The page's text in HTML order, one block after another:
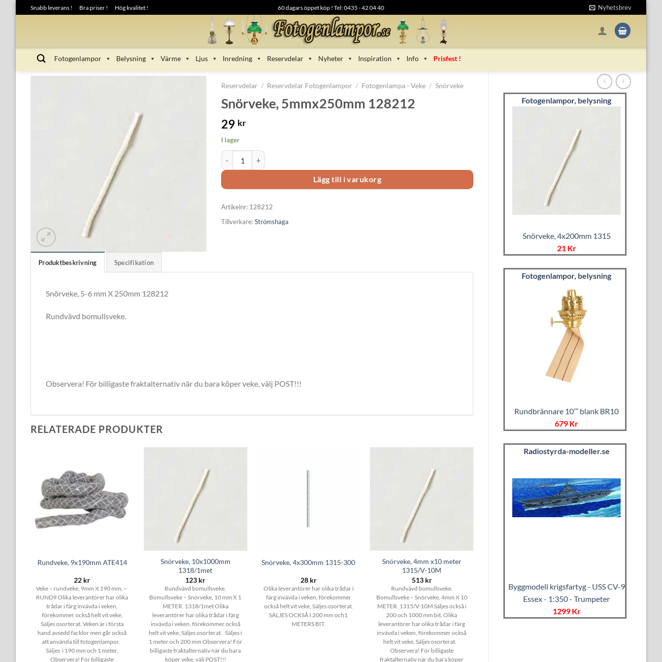
to
Snabb leverans ! Bra priser ! Hög kvalitet ! 60 dagars öppet köp ! Tel: 0435 - 42 04 40 Nyhetsbrev
Fotogenlampor Belysning Värme Ljus Inredning Reservdelar Nyheter Inspiration Info Prisfest !
Fotogenlampor, belysning
Snörveke, 4x200mm 1315
21 Kr
Fotogenlampor, belysning
Rundbrännare 10’’’ blank BR10
679 Kr
Radiostyrda-modeller.se
Byggmodell krigsfartyg - USS CV-9
Essex - 1:350 - Trumpeter
1299 Kr
Reservdelar / Reservdelar Fotogenlampor / Fotogenlampa - Veke / Snörveke
Snörveke, 5mmx250mm 128212
29 kr
I lager
Snörveke, 5mmx250mm 128212 mängd
Lägg till i varukorg
Artikelnr: 128212
Tillverkare:Strömshaga
Produktbeskrivning Specifikation
Snörveke, 5-6 mm X 250mm 128212
Rundvävd bomullsveke.
Observera! För billigaste fraktalternativ när du bara köper veke, välj POST!!!
RELATERADE PRODUKTER
Rundveke, 9x190mm ATE414
22 kr
Veke – rundveke, 9mm X 190 mm, –
RUND9 Olika leverantörer har olika
trådar i färg invävda i veken,
förekommer också helt vit veke,
Säljes osorterat. Veken är i första
hand avsedd facklor men går också
att använda till fotogenlampor.
Säljes i 190 mm och 1 meter.
Observera! För billigaste
Snörveke, 10x1000mm
1318/1met
123 kr
Rundvävd bomullsveke.
Bomullsveke – Snörveke, 10 mm X 1
METER. 1318/1met Olika
leverantörer har olika trådar i färg
invävda i veken, förekommer också
helt vit veke, Säljes osorterat. Säljes i
1 meter och 200 mm Observera! För
billigaste fraktalternativ när du bara
köper veke, välj POST!!!
Snörveke, 4x300mm 1315-300
28 kr
Olika leverantörer har olika trådar i
färg invävda i veken, förekommer
också helt vit veke, Säljes osorterat.
SÄLJES OCKSÅ I 200 mm och1
METERS BIT.
Snörveke, 4mm x10 meter
1315/V-10M
513 kr
Rundvävd bomullsveke.
Bomullsveke – Snörveke, 4mm X 10
METER. 1315/V-10M Säljes också i
200 och 1000 mm bit. Olika
leverantörer har olika trådar i färg
invävda i veken, förekommer också
helt vit veke, Säljes osorterat.
Observera! För billigaste
fraktalternativ när du bara köper